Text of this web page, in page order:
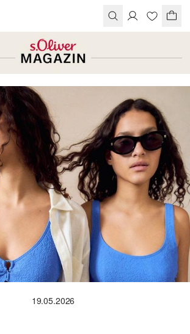
19.05.2026